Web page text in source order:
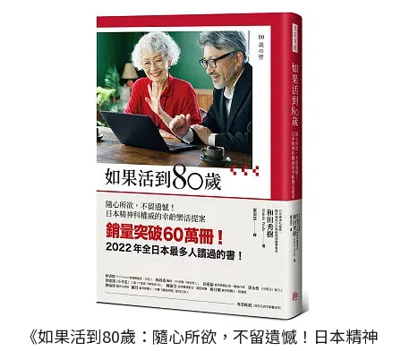
《如果活到80歲：隨心所欲，不留遺憾！日本精神